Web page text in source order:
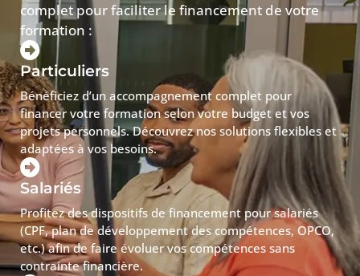
complet pour faciliter le financement de votre
formation :
Particuliers
Bénéficiez d’un accompagnement complet pour
financer votre formation selon votre budget et vos
projets personnels. Découvrez nos solutions flexibles et
adaptées à vos besoins.
Salariés
Profitez des dispositifs de financement pour salariés
(CPF, plan de développement des compétences, OPCO,
etc.) afin de faire évoluer vos compétences sans
contrainte financière.